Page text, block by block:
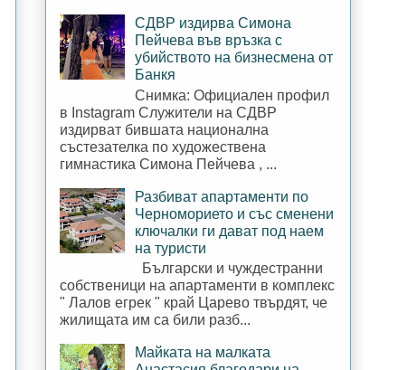
СДВР издирва Симона
Пейчева във връзка с
убийството на бизнесмена от
Банкя
Снимка: Официален профил
в Instagram Служители на СДВР
издирват бившата национална
състезателка по художествена
гимнастика Симона Пейчева , ...
Разбиват апартаменти по
Черноморието и със сменени
ключалки ги дават под наем
на туристи
Български и чуждестранни
собственици на апартаменти в комплекс
" Лалов егрек " край Царево твърдят, че
жилищата им са били разб...
Майката на малката